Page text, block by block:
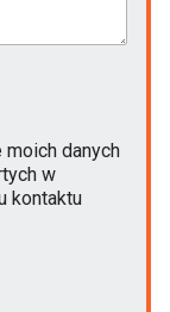
danych
w
kontaktu